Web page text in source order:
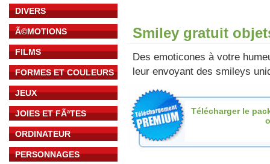
DIVERS
Ã©MOTIONS
FILMS
FORMES ET COULEURS
JEUX
JOIES ET FÃªTES
ORDINATEUR
PERSONNAGES
Smiley gratuit
Des emoticones à votre
leur envoyant des smileys
Télécharger le